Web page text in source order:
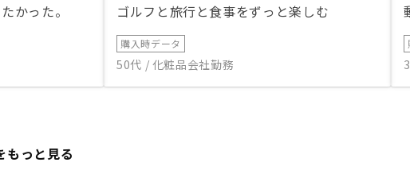
かった。
ゴルフと旅行と食事をずっと楽しむ
購入時データ
50代 / 化粧品会社勤務
もっと見る